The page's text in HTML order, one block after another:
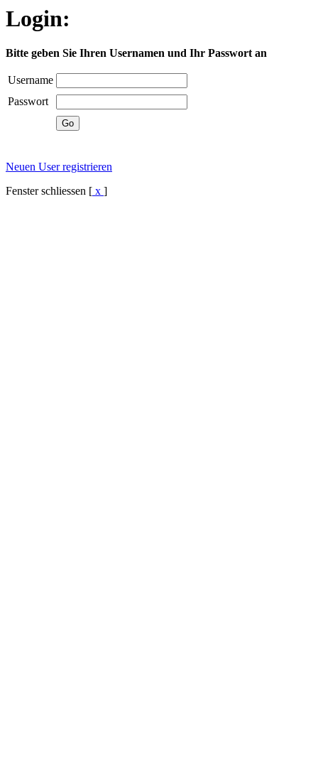
Login:
Bitte geben Sie Ihren Usernamen und Ihr Passwort an
Username
Passwort
Neuen User registrieren
Fenster schliessen [ x ]